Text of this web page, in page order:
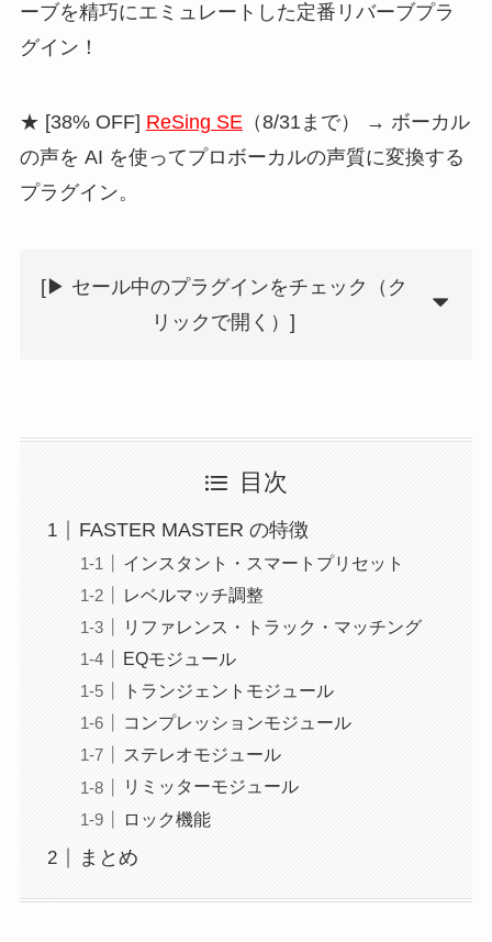
ーブを精巧にエミュレートした定番リバーブプラ
グイン！
★ [38% OFF] ReSing SE （8/31まで） → ボーカル
の声を AI を使ってプロボーカルの声質に変換する
プラグイン。
[▶︎ セール中のプラグインをチェック（ク
リックで開く）]
目次
FASTER MASTER の特徴
インスタント・スマートプリセット
レベルマッチ調整
リファレンス・トラック・マッチング
EQモジュール
トランジェントモジュール
コンプレッションモジュール
ステレオモジュール
リミッターモジュール
ロック機能
まとめ